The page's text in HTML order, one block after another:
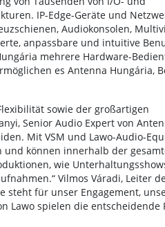
IP-Edge-Geräte und
Audiokonsolen,
anpassbare und intuitive
mehrere Hardware-
es Antenna Hungária,
sowie der großartigen
Senior Audio Expert von
Mit VSM und Lawo-Audio-
können innerhalb der
wie
Vilmos Váradi, Leiter
steht für unser Engagement,
Lawo spielen die entscheidende